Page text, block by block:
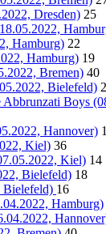
Dresden) 25
Hamburg) 22
Hamburg) 19
Bremen) 40
Bielefeld)
Boys
Hannover)
Kiel) 36
Kiel) 14
Bielefeld) 18
Bielefeld) 16
Hamburg)